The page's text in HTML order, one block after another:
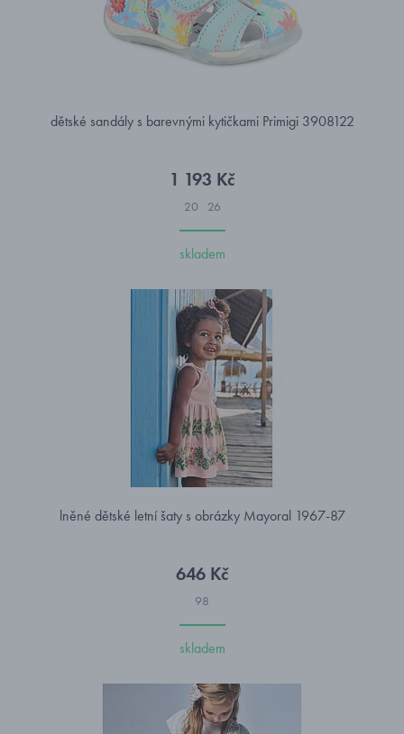
dětské sandály s barevnými kytičkami Primigi 3908122
1 193 Kč
20 26
skladem
lněné dětské letní šaty s obrázky Mayoral 1967-87
646 Kč
98
skladem